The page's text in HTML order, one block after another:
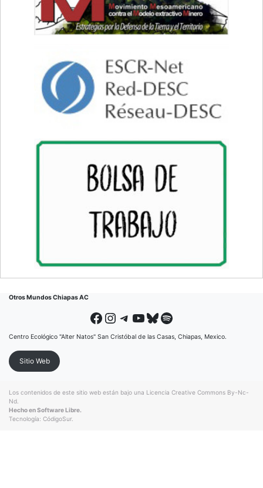
Otros Mundos Chiapas AC
Facebook Instagram Telegram YouTube Bluesky Spotify
Centro Ecológico "Alter Natos" San Cristóbal de las Casas, Chiapas, Mexico.
Sitio Web
Los contenidos de este sitio web están bajo una Licencia Creative Commons By-Nc-
Nd
Hecho en Software Libre.
Tecnología: CódigoSur.